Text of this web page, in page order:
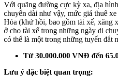
Với quãng đường cực kỳ xa, địa
chuyển dài như vậy, mức giá thuê
Hóa (khứ hồi, bao gồm tài xế, xăng
ở cho tài xế trong những ngày di
có thể là một trong những tuyến đắt
Từ 30.000.000 VNĐ đến
Lưu ý đặc biệt quan trọng: